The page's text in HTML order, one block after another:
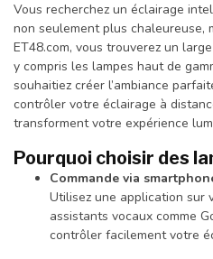
Vous recherchez un éclairage
non seulement plus chaleureuse,
ET48.com, vous trouverez un
y compris les lampes haut de
souhaitiez créer l’ambiance
contrôler votre éclairage à
transforment votre expérience
Pourquoi choisir des
Commande via
Utilisez une application sur
assistants vocaux comme
contrôler facilement votre